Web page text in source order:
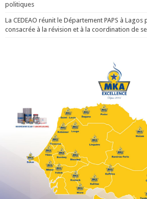
politiques
La CEDEAO réunit le Département PAPS à
consacrée à la révision et à la coordination de